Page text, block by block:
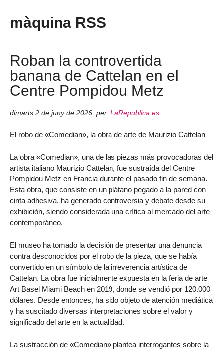
màquina RSS
Roban la controvertida
banana de Cattelan en el
Centre Pompidou Metz
dimarts 2 de juny de 2026 per LaRepublica.es
El robo de «Comedian», la obra de arte de Maurizio Cattelan
La obra «Comedian», una de las piezas más provocadoras del
artista italiano Maurizio Cattelan, fue sustraída del Centre
Pompidou Metz en Francia durante el pasado fin de semana.
Esta obra, que consiste en un plátano pegado a la pared con
cinta adhesiva, ha generado controversia y debate desde su
exhibición, siendo considerada una crítica al mercado del arte
contemporáneo.
El museo ha tomado la decisión de presentar una denuncia
contra desconocidos por el robo de la pieza, que se había
convertido en un símbolo de la irreverencia artística de
Cattelan. La obra fue inicialmente expuesta en la feria de arte
Art Basel Miami Beach en 2019, donde se vendió por 120.000
dólares. Desde entonces, ha sido objeto de atención mediática
y ha suscitado diversas interpretaciones sobre el valor y
significado del arte en la actualidad.
La sustracción de «Comedian» plantea interrogantes sobre la